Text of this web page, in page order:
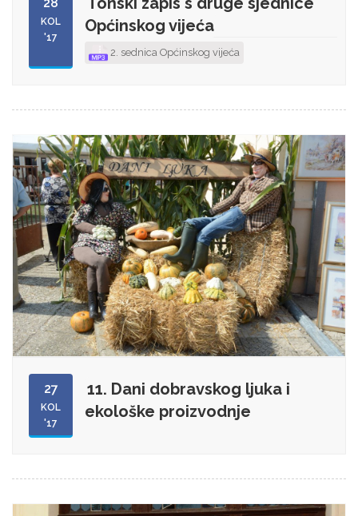
KOL
'17
Općinskog vijeća
2. sednica Općinskog vijeća
27
KOL
'17
11. Dani dobravskog ljuka i
ekološke proizvodnje